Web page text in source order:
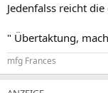
Jedenfalss reicht
" Übertaktung,
mfg Frances